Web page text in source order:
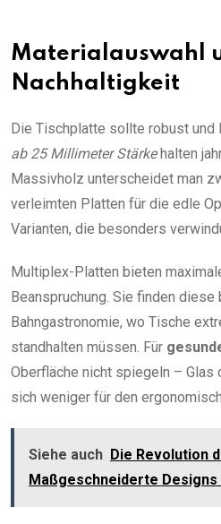
Materialauswahl
Nachhaltigkeit
Die Tischplatte sollte robust und
ab 25 Millimeter Stärkehalten
Massivholz unterscheidet man
verleimten Platten für die edle
Varianten, die besonders
Multiplex-Platten bieten
Beanspruchung. Sie finden
Bahngastronomie, wo Tische
standhalten müssen. Für
Oberfläche nicht spiegeln – Glas
sich weniger für den
Siehe auch Die Revolution
Maßgeschneiderte